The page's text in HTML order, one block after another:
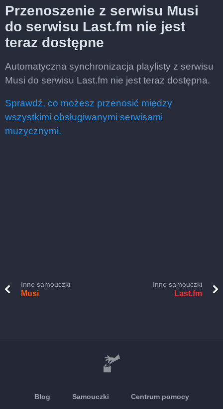
Przenoszenie z serwisu Musi
do serwisu Last.fm nie jest
teraz dostępne
Automatyczna synchronizacja playlisty z serwisu
Musi do serwisu Last.fm nie jest teraz dostępna.
Sprawdź, co możesz przenosić między
wszystkimi obsługiwanymi serwisami
muzycznymi.
Inne samouczki
Musi
Inne samouczki
Last.fm
Blog Samouczki Centrum pomocy